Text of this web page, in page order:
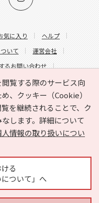
覧する際のサービス向
、クッキー（Cookie）
を継続されることで、ク
します。詳細について
人情報の取り扱いについ
る
について」へ
気に入り
ヘルプ
いて
運営会社
るお問い合わせ
問い合わせ
Rights Reserved.